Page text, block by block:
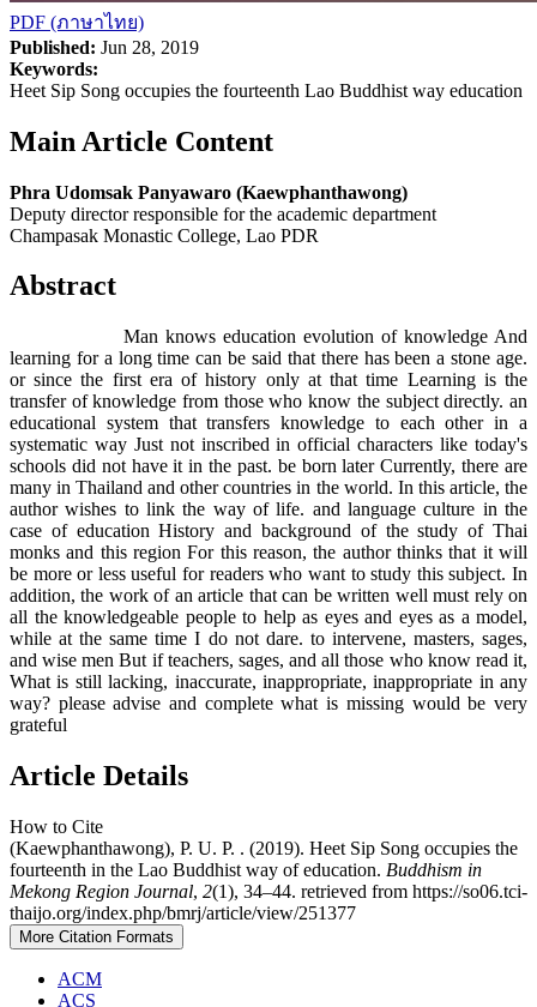
PDF (ภาษาไทย)
Published: Jun 28, 2019
Keywords:
Heet Sip Song occupies the fourteenth Lao Buddhist way education
Main Article Content
Phra Udomsak Panyawaro (Kaewphanthawong)
Deputy director responsible for the academic department
Champasak Monastic College, Lao PDR
Abstract
Man knows education evolution of knowledge And
learning for a long time can be said that there has been a stone age.
or since the first era of history only at that time Learning is the
transfer of knowledge from those who know the subject directly. an
educational system that transfers knowledge to each other in a
systematic way Just not inscribed in official characters like today's
schools did not have it in the past. be born later Currently, there are
many in Thailand and other countries in the world. In this article, the
author wishes to link the way of life. and language culture in the
case of education History and background of the study of Thai
monks and this region For this reason, the author thinks that it will
be more or less useful for readers who want to study this subject. In
addition, the work of an article that can be written well must rely on
all the knowledgeable people to help as eyes and eyes as a model,
while at the same time I do not dare. to intervene, masters, sages,
and wise men But if teachers, sages, and all those who know read it,
What is still lacking, inaccurate, inappropriate, inappropriate in any
way? please advise and complete what is missing would be very
grateful
Article Details
How to Cite
(Kaewphanthawong), P. U. P. . (2019). Heet Sip Song occupies the
fourteenth in the Lao Buddhist way of education. Buddhism in
Mekong Region Journal, 2(1), 34–44. retrieved from https://so06.tci-
thaijo.org/index.php/bmrj/article/view/251377
More Citation Formats
ACM
ACS